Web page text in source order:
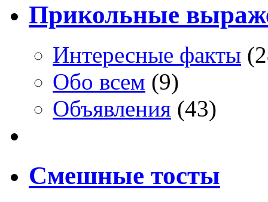
Прикольные
Интересные факты
Обо всем (9)
Объявления (43)
Смешные тосты